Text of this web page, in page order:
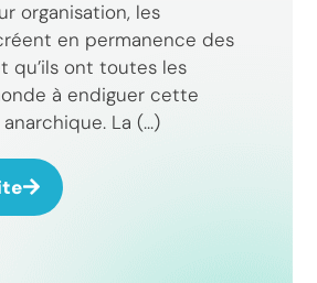
organisation, les
en permanence des
qu’ils ont toutes les
à endiguer cette
La (...)